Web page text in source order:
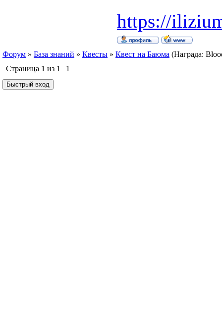
https://
Форум » База знаний » Квесты » Квест на Баюма (Награда:
Страница 1 из 1 1